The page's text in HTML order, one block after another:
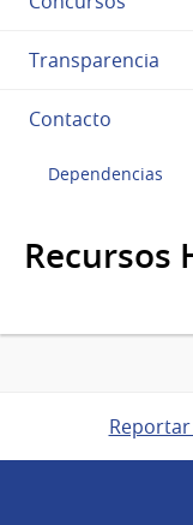
Transparencia
Contacto
Dependencias
Recursos